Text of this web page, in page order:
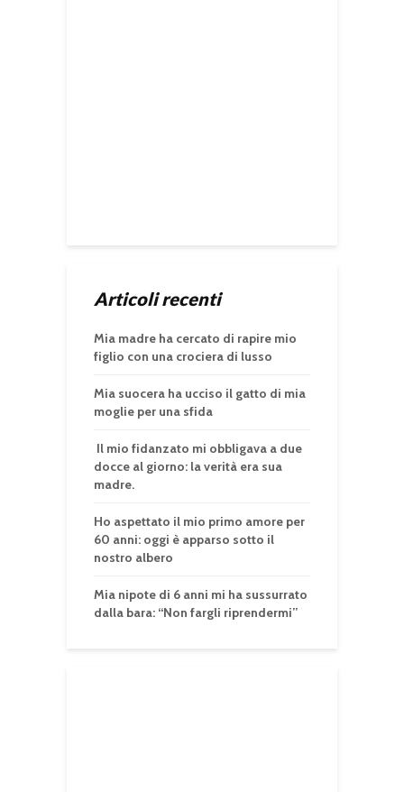
Articoli recenti
Mia madre ha cercato di rapire mio
figlio con una crociera di lusso
Mia suocera ha ucciso il gatto di mia
moglie per una sfida
Il mio fidanzato mi obbligava a due
docce al giorno: la verità era sua
madre.
Ho aspettato il mio primo amore per
60 anni: oggi è apparso sotto il
nostro albero
Mia nipote di 6 anni mi ha sussurrato
dalla bara: “Non fargli riprendermi”